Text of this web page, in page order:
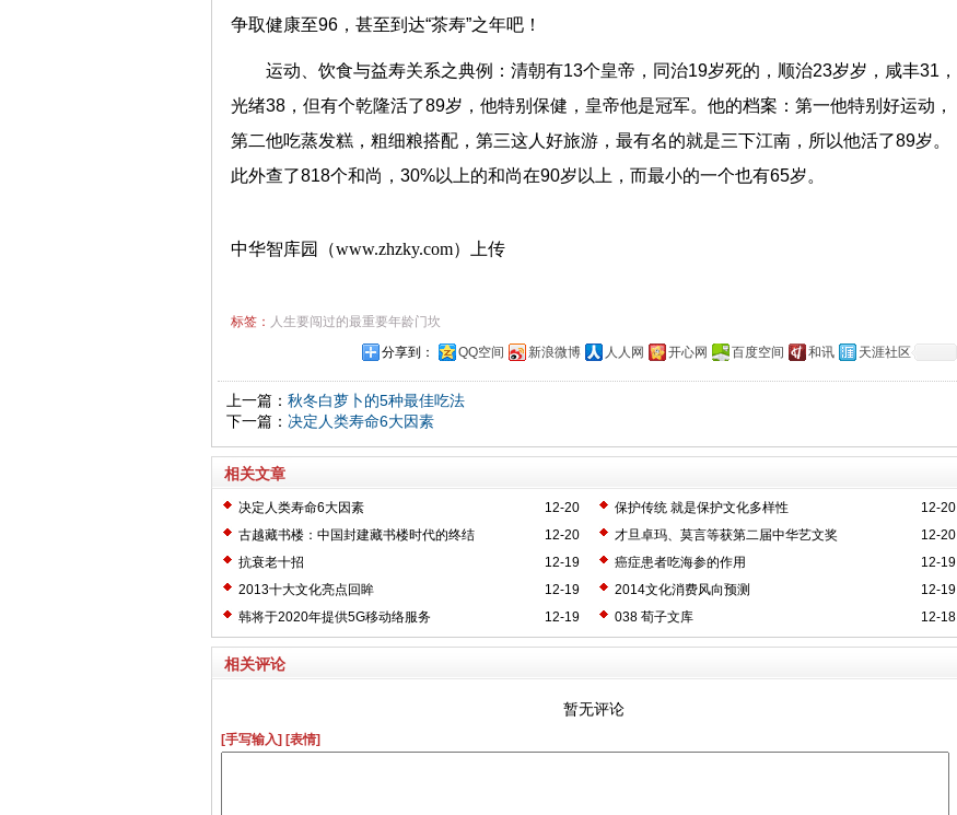
争取健康至96，甚至到达“茶寿”之年吧！
运动、饮食与益寿关系之典例：清朝有13个皇帝，同治19岁死的，顺治23岁岁，咸丰31，
光绪38，但有个乾隆活了89岁，他特别保健，皇帝他是冠军。他的档案：第一他特别好运动，
第二他吃蒸发糕，粗细粮搭配，第三这人好旅游，最有名的就是三下江南，所以他活了89岁。
此外查了818个和尚，30%以上的和尚在90岁以上，而最小的一个也有65岁。
中华智库园（www.zhzky.com）上传
标签： 人生要闯过的最重要年龄门坎
分享到：
QQ空间 新浪微博 人人网 开心网 百度空间 和讯 天涯社区
上一篇： 秋冬白萝卜的5种最佳吃法
下一篇： 决定人类寿命6大因素
相关文章
12-20
决定人类寿命6大因素 12-20
保护传统 就是保护文化多样性
12-20
古越藏书楼：中国封建藏书楼时代的终结 12-20
才旦卓玛、莫言等获第二届中华艺文奖
12-19
抗衰老十招 12-19
癌症患者吃海参的作用
12-19
2013十大文化亮点回眸 12-19
2014文化消费风向预测
12-19
韩将于2020年提供5G移动络服务 12-18
038 荀子文库
相关评论
暂无评论
[手写输入] [表情]